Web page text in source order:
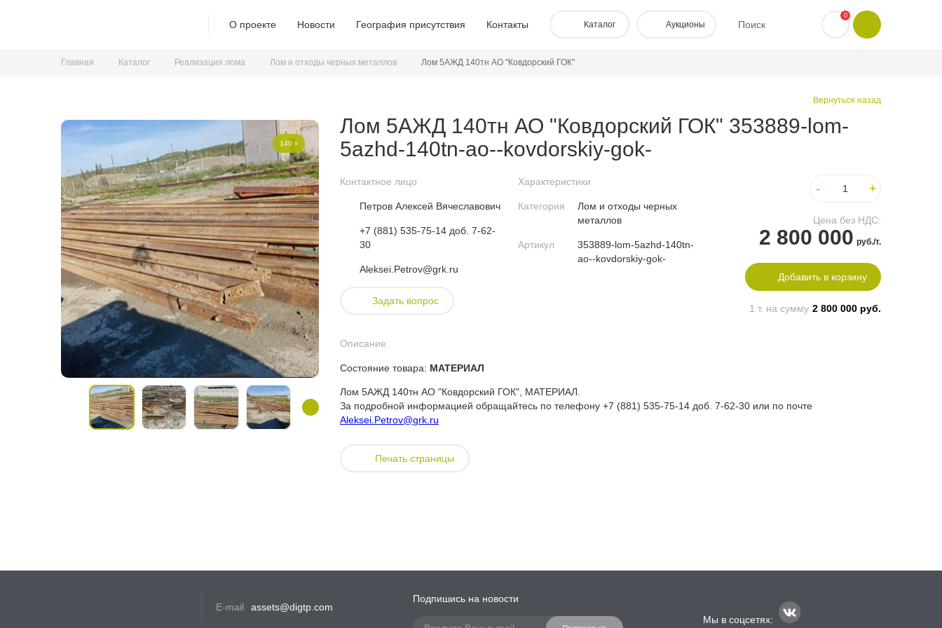
О проекте Новости География присутствия Контакты Каталог Аукционы Поиск
0
Главная Каталог Реализация лома Лом и отходы черных металлов Лом 5АЖД 140тн АО "Ковдорский ГОК"
Вернуться назад
Лом 5АЖД 140тн АО "Ковдорский ГОК" 353889-lom-
5azhd-140tn-ao--kovdorskiy-gok-
140 т
Контактное лицо
Петров Алексей Вячеславович
+7 (881) 535-75-14 доб. 7-62-
30
Aleksei.Petrov@grk.ru
Задать вопрос
Характеристики
Категория
Лом и отходы черных
металлов
Артикул
353889-lom-5azhd-140tn-
ao--kovdorskiy-gok-
Цена без НДС:
2 800 000 руб./т.
- +
Добавить в корзину
1 т. на сумму 2 800 000 руб.
Описание:
Состояние товара: МАТЕРИАЛ
Лом 5АЖД 140тн АО "Ковдорский ГОК", МАТЕРИАЛ.
За подробной информацией обращайтесь по телефону +7 (881) 535-75-14 доб. 7-62-30 или по почте
Aleksei.Petrov@grk.ru
Печать страницы
E-mail assets@digtp.com
Подпишись на новости
Мы в соцсетях: